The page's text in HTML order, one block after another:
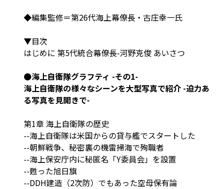
◆編集監修＝第26代海上幕僚長・古庄幸一氏
▼目次
はじめに 第5代統合幕僚長-河野克俊 あいさつ
●海上自衛隊グラフティ -その1-
海上自衛隊の様々なシーンを大型写真で紹介 -迫力あ
る写真を見開きで-
第1章 海上自衛隊の歴史
--海上自衛隊は米国からの貸与艦でスタートした
--朝鮮戦争、秘密裏の機雷掃海で殉職者
--海上保安庁内に秘匿名「Y委員会」を設置
--甦った旭日旗
--DDH建造（2次防）でもあった空母保有論